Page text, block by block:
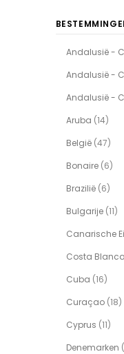
Andalusië -
Andalusië -
Andalusië -
Aruba (14)
België (47)
Bonaire (6)
Brazilië (6)
Bulgarije (11)
Canarische
Costa Blanca
Cuba (16)
Curaçao (18)
Cyprus (11)
Denemarken